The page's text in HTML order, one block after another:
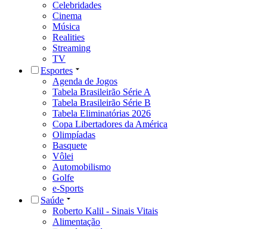
Celebridades
Cinema
Música
Realities
Streaming
TV
Esportes
Agenda de Jogos
Tabela Brasileirão Série A
Tabela Brasileirão Série B
Tabela Eliminatórias 2026
Copa Libertadores da América
Olimpíadas
Basquete
Vôlei
Automobilismo
Golfe
e-Sports
Saúde
Roberto Kalil - Sinais Vitais
Alimentação